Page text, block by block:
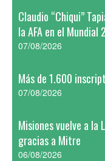
Claudio “Chiqui”
la AFA en el Mundial
07/08/2026
Más de 1.600
07/08/2026
Misiones vuelve a la
gracias a Mitre
06/08/2026